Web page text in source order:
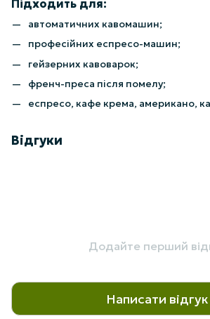
Підходить для:
автоматичних кавомашин;
професійних еспресо-машин;
гейзерних кавоварок;
френч-преса після помелу;
еспресо, кафе крема, американо,
Відгуки
Додайте перший
Написати відгук